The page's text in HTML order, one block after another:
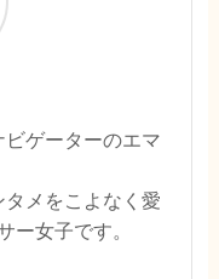
ゲーターのエマ
メをこよなく愛
ー女子です。